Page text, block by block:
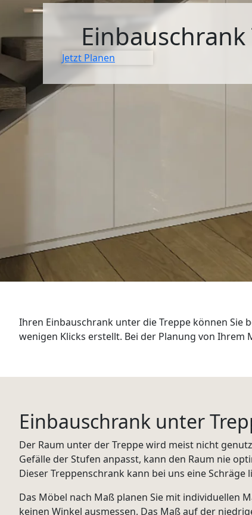
Jetzt Planen
Ihren Einbauschrank unter die Treppe können
wenigen Klicks erstellt. Bei der Planung von
Einbauschrank unter
Der Raum unter der Treppe wird meist nicht
Gefälle der Stufen anpasst, kann den Raum nie
Dieser Treppenschrank kann bei uns eine
Das Möbel nach Maß planen Sie mit individuellen
keinen Winkel ausmessen. Das Maß auf der
SIDEBOARDS
KOMMODEN
LOWBOARDS
TV-MÖBEL
FLURMÖBEL
SCHIEBETÜREN & SCHIEBETÜRSCHRÄNKE
APOTHEKERSCHRANK
WANDBOARDS
ALLE ANZEIGEN